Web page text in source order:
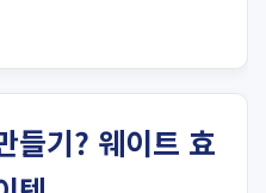
들기? 웨이트 효